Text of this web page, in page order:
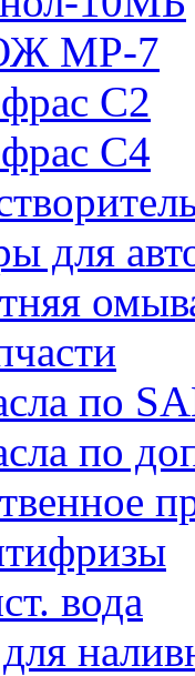
МР-7
С2
С4
для
по
по
вода